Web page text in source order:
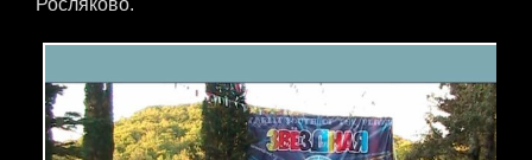
Росляково.